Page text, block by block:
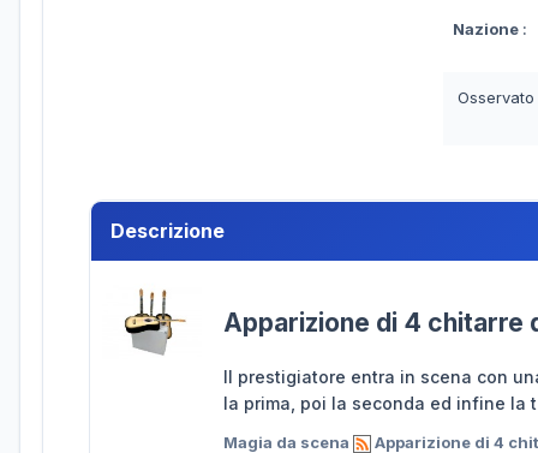
Nazione :
Descrizione
Apparizione di 4 chitarre
Il prestigiatore entra in scena con
la prima, poi la seconda ed infine la
Magia da scena Apparizione di 4